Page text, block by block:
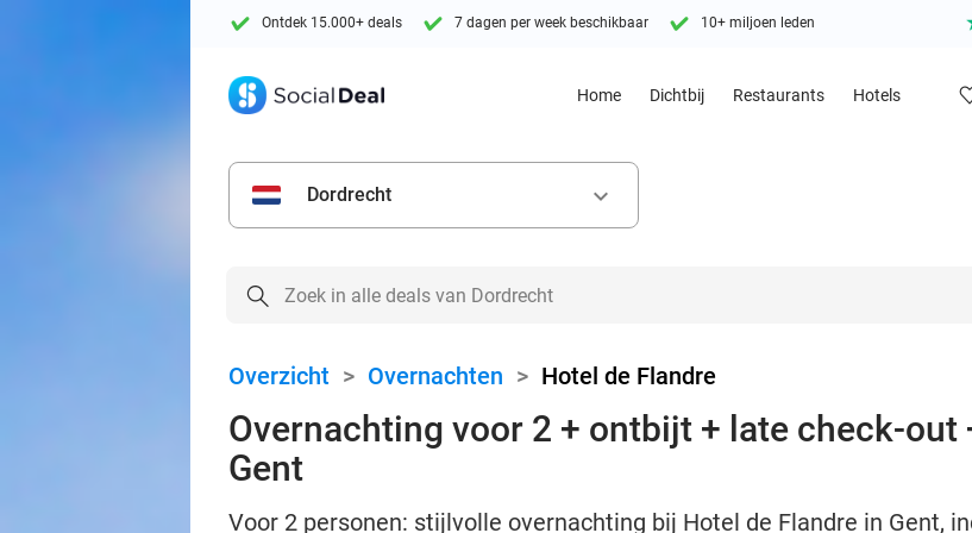
Ontdek 15.000+ deals 7 dagen per week beschikbaar 10+ miljoen leden
Home Dichtbij Restaurants Hotels
Dordrecht keyboard_arrow_down
Overzicht > Overnachten > Hotel de Flandre
Overnachting voor 2 + ontbijt + late check-
Gent
Voor 2 personen: stijlvolle overnachting bij Hotel de Flandre in Gent,